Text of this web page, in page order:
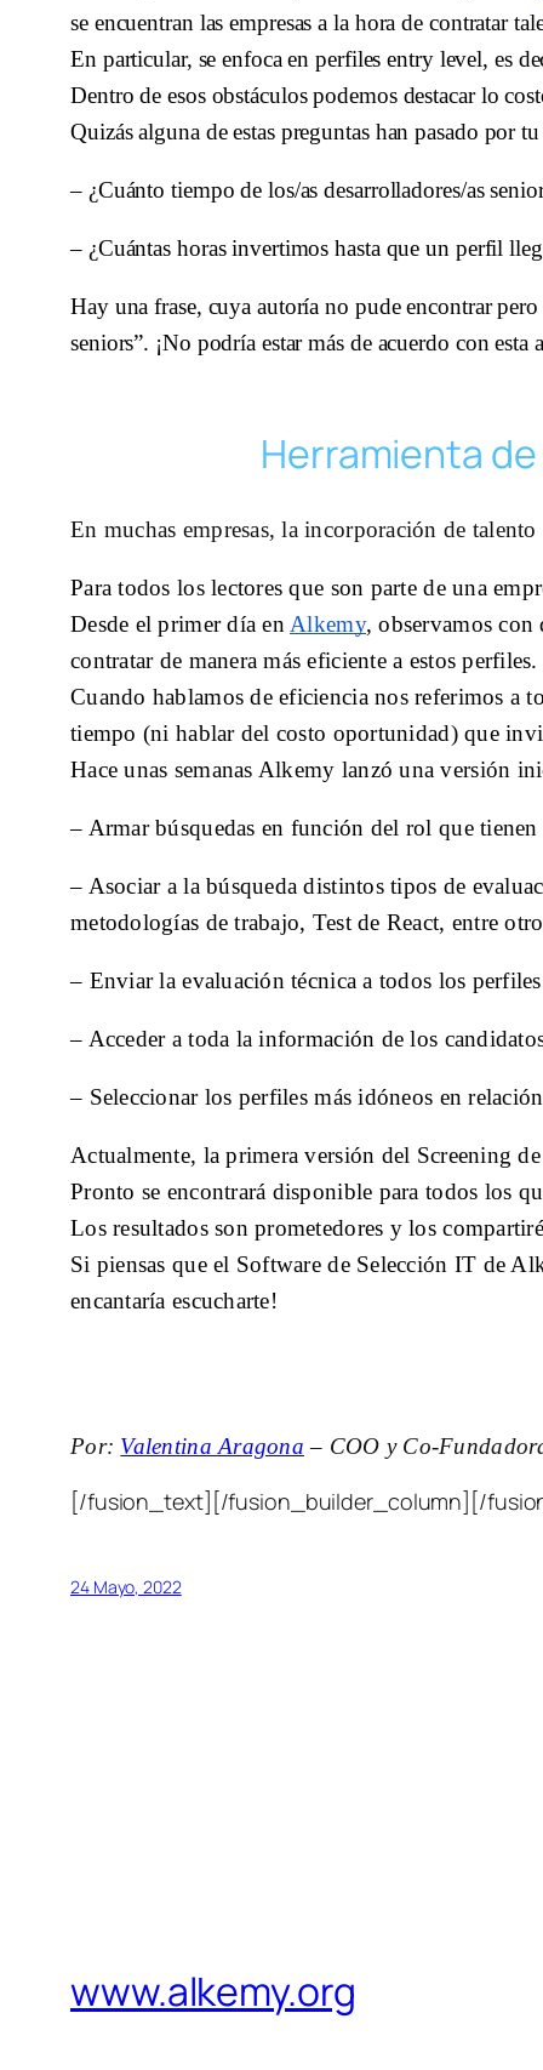
se encuentran las empresas a la hora de contratar
En particular, se enfoca en perfiles entry level, es
Dentro de esos obstáculos podemos destacar lo
Quizás alguna de estas preguntas han pasado por tu
– ¿Cuánto tiempo de los/as desarrolladores/as
– ¿Cuántas horas invertimos hasta que un perfil
Hay una frase, cuya autoría no pude encontrar
seniors”. ¡No podría estar más de acuerdo con
Herramienta
En muchas empresas, la incorporación de
Para todos los lectores que son parte de una
Desde el primer día en Alkemy, observamos con
contratar de manera más eficiente a estos
Cuando hablamos de eficiencia nos referimos a
tiempo (ni hablar del costo oportunidad) que
Hace unas semanas Alkemy lanzó una versión
– Armar búsquedas en función del rol que tienen
– Asociar a la búsqueda distintos tipos de
metodologías de trabajo, Test de React, entre
– Enviar la evaluación técnica a todos los
– Acceder a toda la información de los
– Seleccionar los perfiles más idóneos en
Actualmente, la primera versión del Screening
Pronto se encontrará disponible para todos los
Los resultados son prometedores y los
Si piensas que el Software de Selección IT de
encantaría escucharte!
Por: Valentina Aragona – COO y Co-
[/fusion_text][/fusion_builder_column][/
24 Mayo, 2022
www.alkemy.org